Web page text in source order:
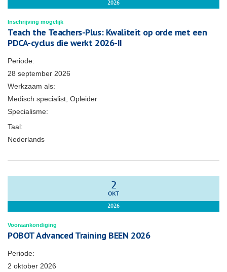
2026
Inschrijving mogelijk
Teach the Teachers-Plus: Kwaliteit op orde met een
PDCA-cyclus die werkt 2026-II
Periode:
28 september 2026
Werkzaam als:
Medisch specialist, Opleider
Specialisme:
Taal:
Nederlands
2
OKT
2026
Vooraankondiging
POBOT Advanced Training BEEN 2026
Periode:
2 oktober 2026